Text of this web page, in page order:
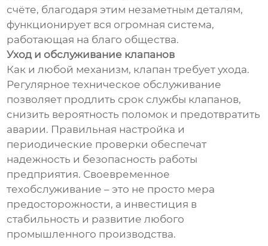
счёте, благодаря этим незаметным деталям,
функционирует вся огромная система,
работающая на благо общества.
Уход и обслуживание клапанов
Как и любой механизм, клапан требует ухода.
Регулярное техническое обслуживание
позволяет продлить срок службы клапанов,
снизить вероятность поломок и предотвратить
аварии. Правильная настройка и
периодические проверки обеспечат
надежность и безопасность работы
предприятия. Своевременное
техобслуживание – это не просто мера
предосторожности, а инвестиция в
стабильность и развитие любого
промышленного производства.